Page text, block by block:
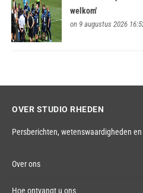
welkom'
on 9 augustus 2026
OVER STUDIO RHEDEN
Persberichten, wetenswaardigheden en
Over ons
Hoe ontvangt u ons